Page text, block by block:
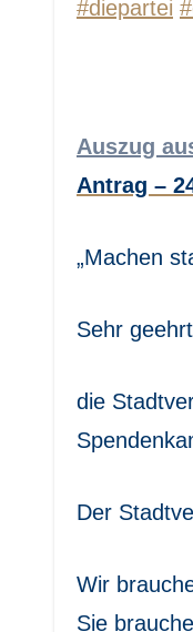
#diepartei
Auszug
Antrag –
„Machen
Sehr
die
Der
Wir
Sie